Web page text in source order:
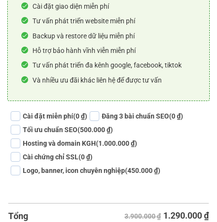
Cài đặt giao diện miễn phí
Tư vấn phát triển website miễn phí
Backup và restore dữ liệu miễn phí
Hỗ trợ bảo hành vĩnh viễn miễn phí
Tư vấn phát triển đa kênh google, facebook, tiktok
Và nhiều ưu đãi khác liên hệ để được tư vấn
Cài đặt miễn phí(0 ₫) Đăng 3 bài chuẩn SEO(0 ₫)
Tối ưu chuẩn SEO(500.000 ₫)
Hosting và domain KGH(1.000.000 ₫)
Cài chứng chỉ SSL(0 ₫)
Logo, banner, icon chuyên nghiệp(450.000 ₫)
Tổng 3.900.000 ₫ 1.290.000₫